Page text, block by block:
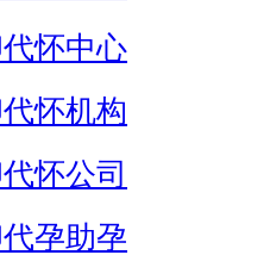
怀中心
怀机构
怀公司
孕助孕